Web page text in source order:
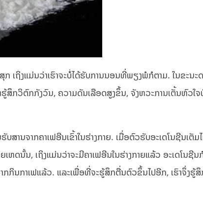
ເຖິງແມ່ນວ່າເຮົາຈະບໍ່ໄດ້ຮັບການນອນທີ່ພຽງພໍກໍຕາມ. ໃນຂະນ
ຮູ້ສຶກວິຕົກກັງວົນ, ຄວາມດັນເລືອດສູງຂຶ້ນ, ຈັງຫວະການເຕັ້ນຫົວໃ
ານຈາກຄາເຟອີນເຂົ້າໃນຮ່າງກາຍ. ເມື່ອຕົວຮັບອະເດໂນຊີນເຕັມ
ດນັ້ນ​,​ ເຖິງແມ່ນວ່າຈະມີຄາເຟອີນໃນຮ່າງກາຍແລ້ວ ອະເດໂນຊີນ
ກິນກາເຟແລ້ວ. ແລະເພື່ອທີ່ຈະຮູ້ສຶກຕື່ນຕົວຂຶ້ນໄປອີກ, ເຮົາຈຶ່ງຮູ້ສຶ